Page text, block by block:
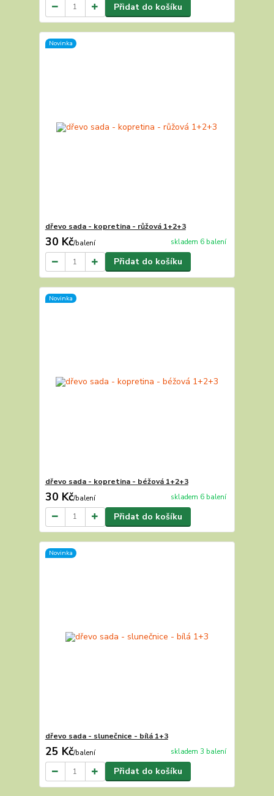
Přidat do košíku
Novinka
dřevo sada - kopretina - růžová 1+2+3
30 Kč/balení skladem 6 balení
Přidat do košíku
Novinka
dřevo sada - kopretina - béžová 1+2+3
30 Kč/balení skladem 6 balení
Přidat do košíku
Novinka
dřevo sada - slunečnice - bílá 1+3
25 Kč/balení skladem 3 balení
Přidat do košíku